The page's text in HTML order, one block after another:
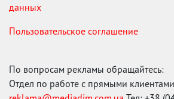
данных
Пользовательское соглашение
По вопросам рекламы обращайтесь:
Отдел по работе с прямыми